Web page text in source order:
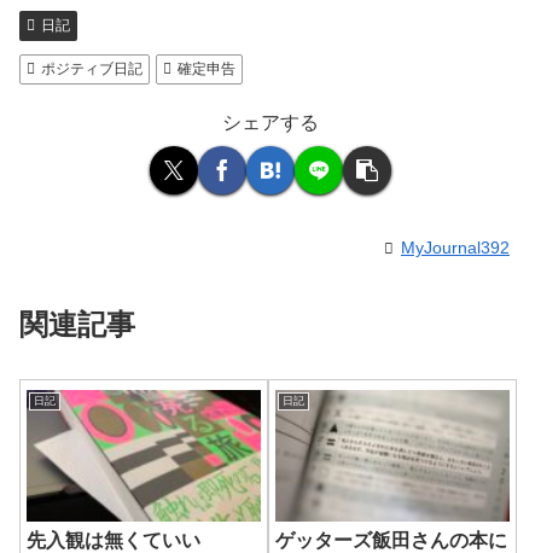
日記
ポジティブ日記 確定申告
シェアする
MyJournal392
関連記事
日記
先入観は無くていい
日記
ゲッターズ飯田さんの本に